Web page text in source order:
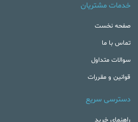
خدمات مشتریان
صفحه نخست
تماس با ما
سوالات متداول
قوانین و مقررات
دسترسی سریع
راهنمای خرید